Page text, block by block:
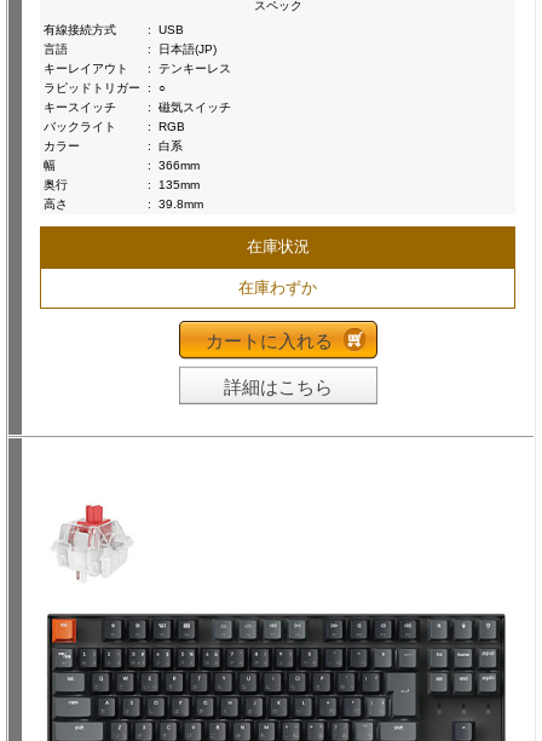
スペック
有線接続方式
:
USB
言語
:
日本語(JP)
キーレイアウト
:
テンキーレス
ラピッドトリガー
:
○
キースイッチ
:
磁気スイッチ
バックライト
:
RGB
カラー
:
白系
幅
:
366mm
奥行
:
135mm
高さ
: 39.8mm
在庫状況
在庫わずか
カートに入れる
詳細はこちら